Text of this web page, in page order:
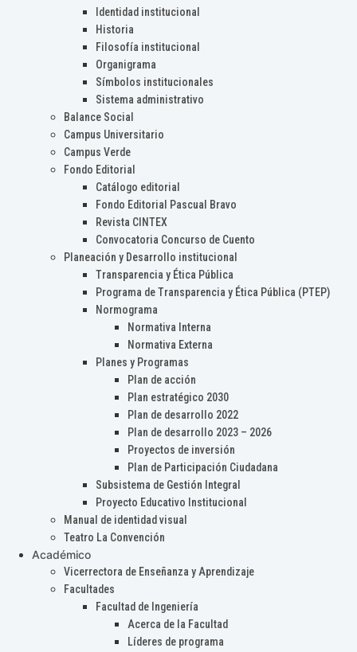
Identidad institucional
Historia
Filosofía institucional
Organigrama
Símbolos institucionales
Sistema administrativo
Balance Social
Campus Universitario
Campus Verde
Fondo Editorial
Catálogo editorial
Fondo Editorial Pascual Bravo
Revista CINTEX
Convocatoria Concurso de Cuento
Planeación y Desarrollo institucional
Transparencia y Ética Pública
Programa de Transparencia y Ética Pública (PTEP)
Normograma
Normativa Interna
Normativa Externa
Planes y Programas
Plan de acción
Plan estratégico 2030
Plan de desarrollo 2022
Plan de desarrollo 2023 – 2026
Proyectos de inversión
Plan de Participación Ciudadana
Subsistema de Gestión Integral
Proyecto Educativo Institucional
Manual de identidad visual
Teatro La Convención
Académico
Vicerrectora de Enseñanza y Aprendizaje
Facultades
Facultad de Ingeniería
Acerca de la Facultad
Líderes de programa